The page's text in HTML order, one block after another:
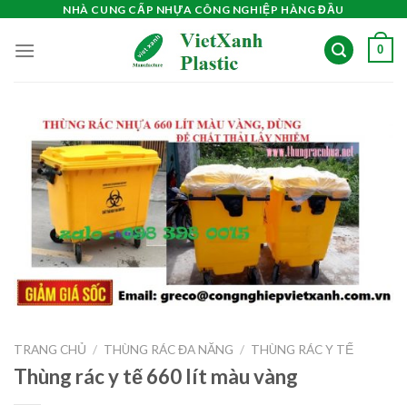
content
NHÀ CUNG CẤP NHỰA CÔNG NGHIỆP HÀNG ĐẦU
0
TRANG CHỦ / THÙNG RÁC ĐA NĂNG / THÙNG RÁC Y TẾ
Thùng rác y tế 660 lít màu vàng